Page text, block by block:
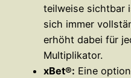
teilweise sichtbar
sich immer
erhöht dabei für
Multiplikator.
xBet®: Eine